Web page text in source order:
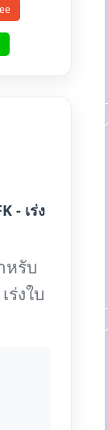
- เร่ง
หรับ
ร่งใบ